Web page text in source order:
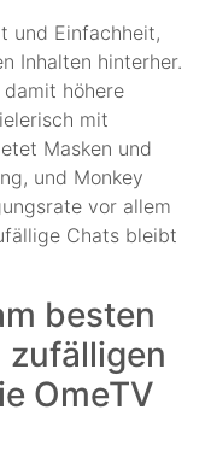
und Einfachheit,
Inhalten hinterher.
höhere
mit
Masken und
und Monkey
vor allem
Chats bleibt
besten
zufälligen
OmeTV